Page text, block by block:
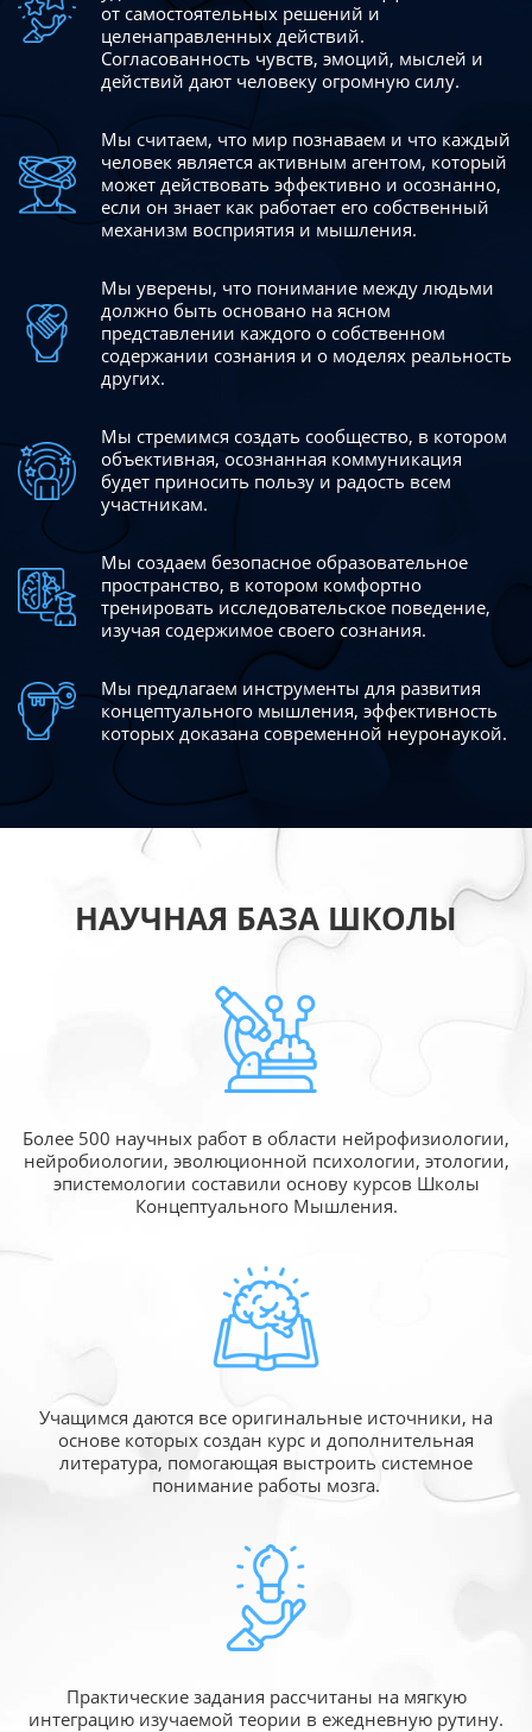
от самостоятельных решений и
целенаправленных действий.
Согласованность чувств, эмоций, мыслей и
действий дают человеку огромную силу.
Мы считаем, что мир познаваем и что каждый
человек является активным агентом, который
может действовать эффективно и осознанно,
если он знает как работает его собственный
механизм восприятия и мышления.
Мы уверены, что понимание между людьми
должно быть основано на ясном
представлении каждого о собственном
содержании сознания и о моделях реальность
других.
Мы стремимся создать сообщество, в котором
объективная, осознанная коммуникация
будет приносить пользу и радость всем
участникам.
Мы создаем безопасное образовательное
пространство, в котором комфортно
тренировать исследовательское поведение,
изучая содержимое своего сознания.
Мы предлагаем инструменты для развития
концептуального мышления, эффективность
которых доказана современной неуронаукой.
НАУЧНАЯ БАЗА ШКОЛЫ
Более 500 научных работ в области нейрофизиологии,
нейробиологии, эволюционной психологии, этологии,
эпистемологии составили основу курсов Школы
Концептуального Мышления.
Учащимся даются все оригинальные источники, на
основе которых создан курс и дополнительная
литература, помогающая выстроить системное
понимание работы мозга.
Практические задания рассчитаны на мягкую
интеграцию изучаемой теории в ежедневную рутину.